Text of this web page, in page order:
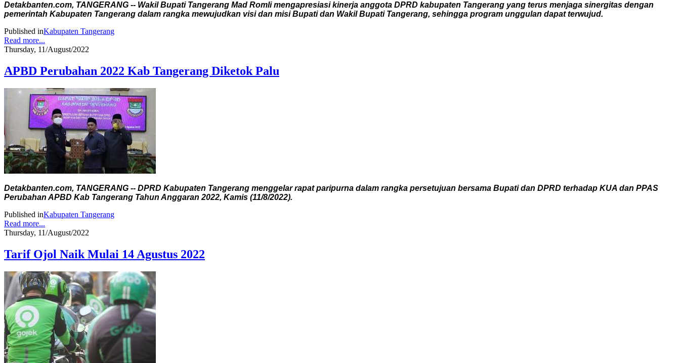
Detakbanten.com, TANGERANG -- Wakil Bupati Tangerang Mad Romli mengapresiasi kinerja anggota DPRD kabupaten Tangerang yang terus menjaga sinergitas dengan
pemerintah Kabupaten Tangerang dalam rangka mewujudkan visi dan misi Bupati dan Wakil Bupati Tangerang, sehingga program unggulan dapat terwujud.
Published inKabupaten Tangerang
Read more...
Thursday, 11/August/2022
APBD Perubahan 2022 Kab Tangerang Diketok Palu
Detakbanten.com, TANGERANG -- DPRD Kabupaten Tangerang menggelar rapat paripurna dalam rangka persetujuan bersama Bupati dan DPRD terhadap KUA dan PPAS
Perubahan APBD Kab Tangerang Tahun Anggaran 2022, Kamis (11/8/2022).
Published inKabupaten Tangerang
Read more...
Thursday, 11/August/2022
Tarif Ojol Naik Mulai 14 Agustus 2022